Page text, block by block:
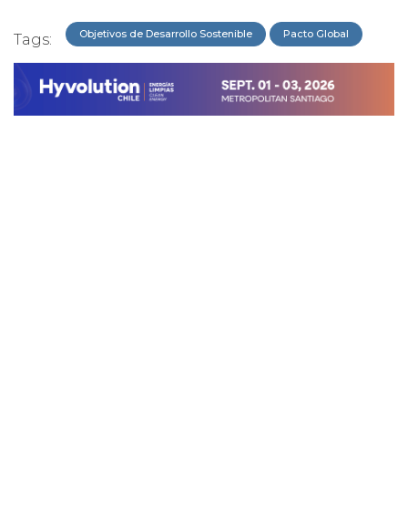
Tags: Objetivos de Desarrollo Sostenible Pacto Global